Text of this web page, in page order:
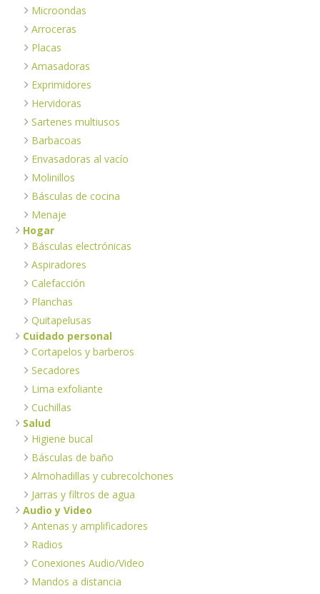
Microondas
Arroceras
Placas
Amasadoras
Exprimidores
Hervidoras
Sartenes multiusos
Barbacoas
Envasadoras al vacío
Molinillos
Básculas de cocina
Menaje
Hogar
Básculas electrónicas
Aspiradores
Calefacción
Planchas
Quitapelusas
Cuidado personal
Cortapelos y barberos
Secadores
Lima exfoliante
Cuchillas
Salud
Higiene bucal
Básculas de baño
Almohadillas y cubrecolchones
Jarras y filtros de agua
Audio y Video
Antenas y amplificadores
Radios
Conexiones Audio/Video
Mandos a distancia